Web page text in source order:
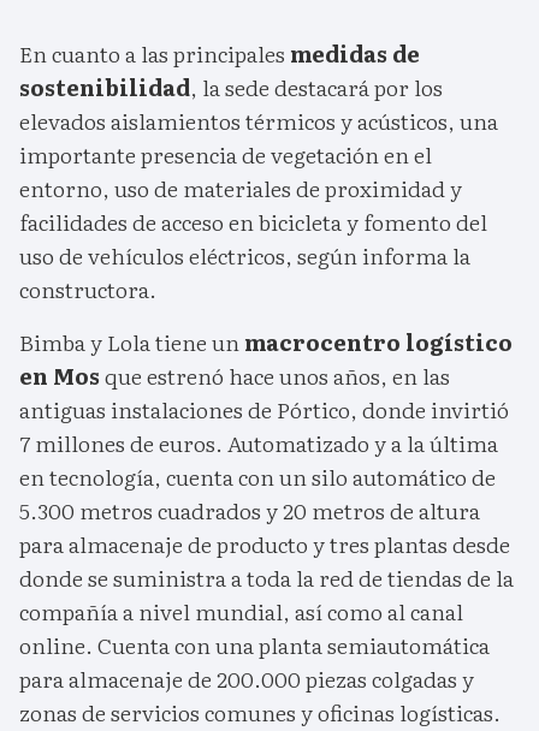
En cuanto a las principales medidas de
sostenibilidad, la sede destacará por los
elevados aislamientos térmicos y acústicos, una
importante presencia de vegetación en el
entorno, uso de materiales de proximidad y
facilidades de acceso en bicicleta y fomento del
uso de vehículos eléctricos, según informa la
constructora.
Bimba y Lola tiene unmacrocentro logístico
en Mosque estrenó hace unos años, en las
antiguas instalaciones de Pórtico, donde invirtió
7 millones de euros. Automatizado y a la última
en tecnología, cuenta con un silo automático de
5.300 metros cuadrados y 20 metros de altura
para almacenaje de producto y tres plantas desde
donde se suministra a toda la red de tiendas de la
compañía a nivel mundial, así como al canal
online. Cuenta con una planta semiautomática
para almacenaje de 200.000 piezas colgadas y
zonas de servicios comunes y oficinas logísticas.